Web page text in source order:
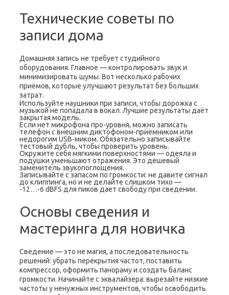
Технические советы по
записи дома
Домашняя запись не требует студийного
оборудования. Главное — контролировать звук и
минимизировать шумы. Вот несколько рабочих
приёмов, которые улучшают результат без больших
затрат.
Используйте наушники при записи, чтобы дорожка с
музыкой не попадала в вокал. Лучшие результаты даёт
закрытая модель.
Если нет микрофона про-уровня, можно записать
телефон с внешним диктофоном-приёмником или
недорогим USB-миком. Обязательно записывайте
тестовый дубль, чтобы проверить уровень.
Окружите себя мягкими поверхностями — одеяла и
подушки уменьшают отражения. Это дешевый
заменитель звукопоглощения.
Записывайте с запасом по громкости: не давите сигнал
до клиппинга, но и не делайте слишком тихо —
-12…-6 dBFS для пиков дает свободу при сведении.
Основы сведения и
мастеринга для новичка
Сведение — это не магия, а последовательность
решений: убрать перекрытия частот, поставить
компрессор, оформить панораму и создать баланс
громкости. Начинайте с эквалайзера: вырезайте низкие
частоты у ненужных инструментов, чтобы освободить